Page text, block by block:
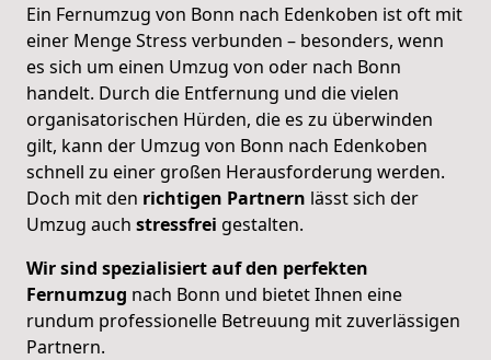
Ein Fernumzug von Bonn nach Edenkoben ist oft mit
einer Menge Stress verbunden – besonders, wenn
es sich um einen Umzug von oder nach Bonn
handelt. Durch die Entfernung und die vielen
organisatorischen Hürden, die es zu überwinden
gilt, kann der Umzug von Bonn nach Edenkoben
schnell zu einer großen Herausforderung werden.
Doch mit den richtigen Partnern lässt sich der
Umzug auch stressfrei gestalten.
Wir sind spezialisiert auf den perfekten
Fernumzug nach Bonn und bietet Ihnen eine
rundum professionelle Betreuung mit zuverlässigen
Partnern.